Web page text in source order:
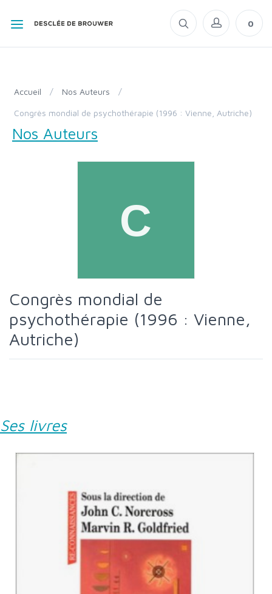
0
Accueil / Nos Auteurs /
Congrès mondial de psychothérapie (1996 : Vienne, Autriche)
Nos Auteurs
Congrès mondial de
psychothérapie (1996 : Vienne,
Autriche)
Ses livres